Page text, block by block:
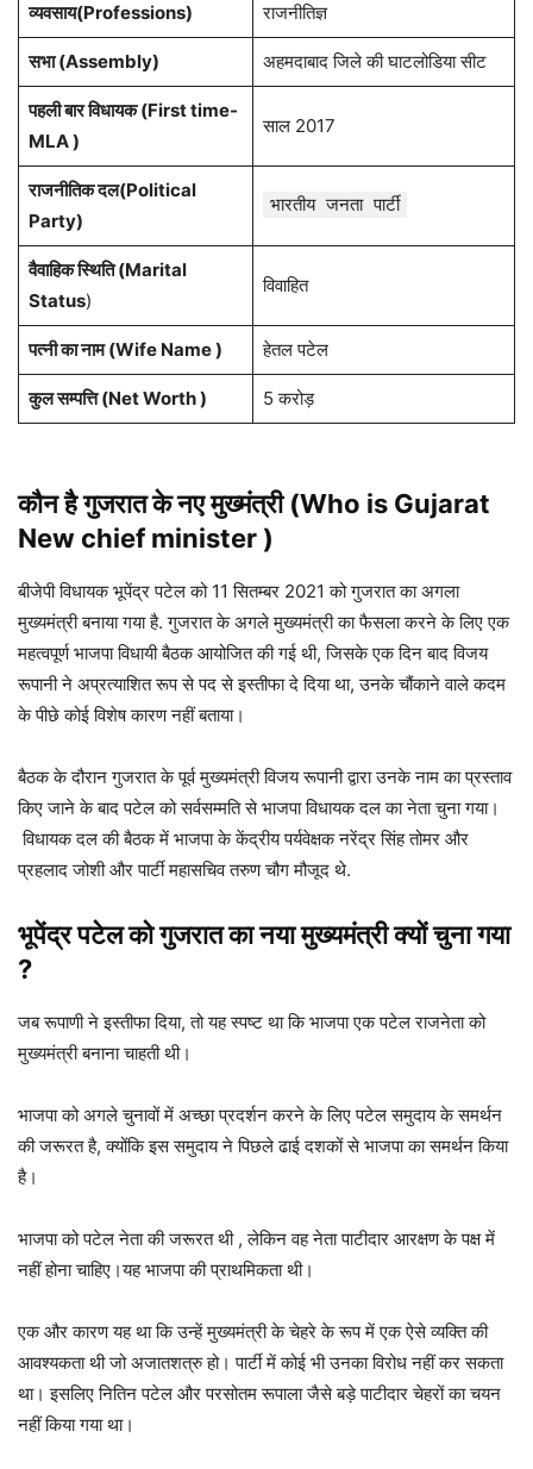
व्यवसाय(Professions) राजनीतिज्ञ
सभा (Assembly) अहमदाबाद जिले की घाटलोडिया सीट
पहली बार विधायक (First time-
MLA )
साल 2017
राजनीतिक दल(Political
Party)
भारतीय जनता पार्टी
वैवाहिक स्थिति (Marital
Status)
विवाहित
पत्नी का नाम (Wife Name ) हेतल पटेल
कुल सम्पत्ति (Net Worth ) 5 करोड़
कौन हैगुजरात के नए मुख्मंत्री (Who is Gujarat
New chief minister )
बीजेपी विधायक भूपेंद्र पटेल को 11 सितम्बर 2021 को गुजरात का अगला
मुख्यमंत्री बनाया गया है. गुजरात के अगले मुख्यमंत्री का फैसला करने के लिए एक
महत्वपूर्ण भाजपा विधायी बैठक आयोजित की गई थी, जिसके एक दिन बाद विजय
रूपानी ने अप्रत्याशित रूप से पद से इस्तीफा दे दिया था, उनके चौंकाने वाले कदम
के पीछे कोई विशेष कारण नहीं बताया।
बैठक के दौरान गुजरात के पूर्व मुख्यमंत्री विजय रूपानी द्वारा उनके नाम का प्रस्ताव
किए जाने के बाद पटेल को सर्वसम्मति से भाजपा विधायक दल का नेता चुना गया।
विधायक दल की बैठक में भाजपा के केंद्रीय पर्यवेक्षक नरेंद्र सिंह तोमर और
प्रहलाद जोशी और पार्टी महासचिव तरुण चौग मौजूद थे.
भूपेंद्र पटेल को गुजरात का नया मुख्यमंत्री क्यों चुना गया
?
जब रूपाणी ने इस्तीफा दिया, तो यह स्पष्ट था कि भाजपा एक पटेल राजनेता को
मुख्यमंत्री बनाना चाहती थी।
भाजपा को अगले चुनावों में अच्छा प्रदर्शन करने के लिए पटेल समुदाय के समर्थन
की जरूरत है, क्योंकि इस समुदाय ने पिछले ढाई दशकों से भाजपा का समर्थन किया
है।
भाजपा को पटेल नेता की जरूरत थी , लेकिन वह नेता पाटीदार आरक्षण के पक्ष में
नहीं होना चाहिए।यह भाजपा की प्राथमिकता थी।
एक और कारण यह था कि उन्हें मुख्यमंत्री के चेहरे के रूप में एक ऐसे व्यक्ति की
आवश्यकता थी जो अजातशत्रु हो। पार्टी में कोई भी उनका विरोध नहीं कर सकता
था। इसलिए नितिन पटेल और परसोतम रूपाला जैसे बड़े पाटीदार चेहरों का चयन
नहीं किया गया था।